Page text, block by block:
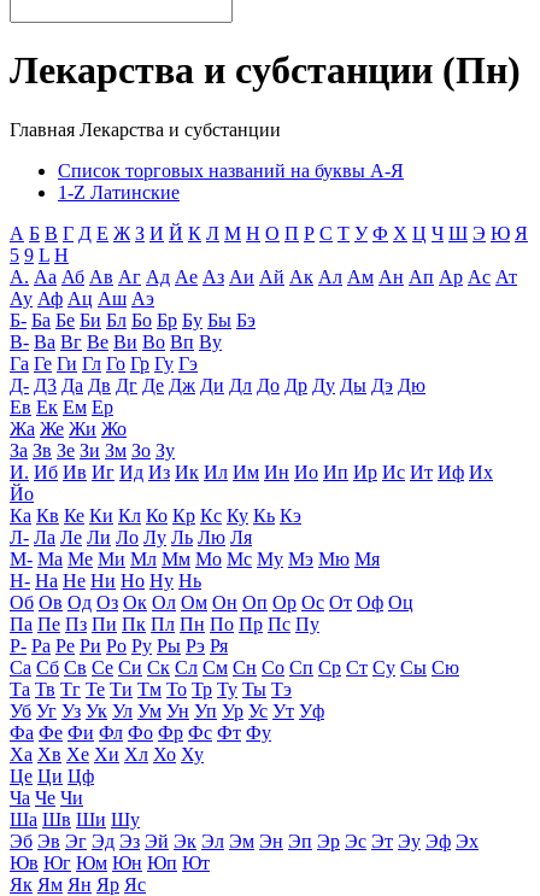
Лекарства и субстанции (Пн)
Главная Лекарства и субстанции
Список торговых названий на буквы А-Я
1-Z Латинские
А Б В Г Д Е Ж З И Й К Л М Н О П Р С Т У Ф Х Ц Ч Ш Э Ю Я
5 9 L H
А. Аа Аб Ав Аг Ад Ае Аз Аи Ай Ак Ал Ам Ан Ап Ар Ас Ат
Ау Аф Ац Аш Аэ
Б- Ба Бе Би Бл Бо Бр Бу Бы Бэ
В- Ва Вг Ве Ви Во Вп Ву
Га Ге Ги Гл Го Гр Гу Гэ
Д- Д3 Да Дв Дг Де Дж Ди Дл До Др Ду Ды Дэ Дю
Ев Ек Ем Ер
Жа Же Жи Жо
За Зв Зе Зи Зм Зо Зу
И. Иб Ив Иг Ид Из Ик Ил Им Ин Ио Ип Ир Ис Ит Иф Их
Йо
Ка Кв Ке Ки Кл Ко Кр Кс Ку Кь Кэ
Л- Ла Ле Ли Ло Лу Ль Лю Ля
М- Ма Ме Ми Мл Мм Мо Мс Му Мэ Мю Мя
Н- На Не Ни Но Ну Нь
Об Ов Од Оз Ок Ол Ом Он Оп Ор Ос От Оф Оц
Па Пе Пз Пи Пк Пл Пн По Пр Пс Пу
Р- Ра Ре Ри Ро Ру Ры Рэ Ря
Са Сб Св Се Си Ск Сл См Сн Со Сп Ср Ст Су Сы Сю
Та Тв Тг Те Ти Тм То Тр Ту Ты Тэ
Уб Уг Уз Ук Ул Ум Ун Уп Ур Ус Ут Уф
Фа Фе Фи Фл Фо Фр Фс Фт Фу
Ха Хв Хе Хи Хл Хо Ху
Це Ци Цф
Ча Че Чи
Ша Шв Ши Шу
Эб Эв Эг Эд Эз Эй Эк Эл Эм Эн Эп Эр Эс Эт Эу Эф Эх
Юв Юг Юм Юн Юп Ют
Як Ям Ян Яр Яс